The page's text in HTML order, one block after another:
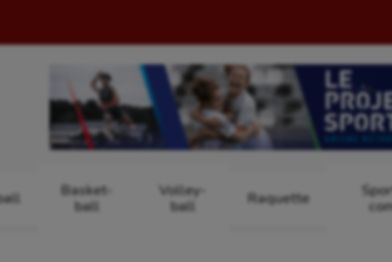
Basket-
ball
Volley-
ball
Raquette